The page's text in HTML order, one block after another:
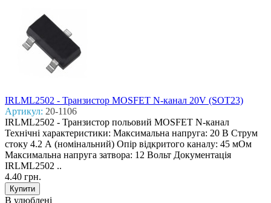
IRLML2502 - Транзистор MOSFET N-канал 20V (SOT23)
Артикул: 20-1106
IRLML2502 - Транзистор польовий MOSFET N-канал
Технічні характеристики: Максимальна напруга: 20 В Струм
стоку 4.2 А (номінальний) Опір відкритого каналу: 45 мОм
Максимальна напруга затвора: 12 Вольт Документація
IRLML2502 ..
4.40 грн.
В улюблені